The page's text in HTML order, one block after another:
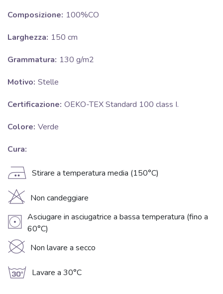
Composizione: 100%CO
Larghezza: 150 cm
Grammatura: 130 g/m2
Motivo: Stelle
Certificazione: OEKO-TEX Standard 100 class I.
Colore: Verde
Cura:
E Stirare a temperatura media (150°C)
H Non candeggiare
V Asciugare in asciugatrice a bassa temperatura (fino a
60°C)
K Non lavare a secco
g Lavare a 30°C